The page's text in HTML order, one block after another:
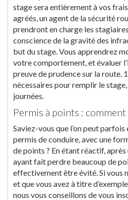
stage sera entièrement à vos
agréés, un agent de la sécurité
prendront en charge les
conscience de la gravité des
but du stage. Vous apprendrez
votre comportement, et évaluer
preuve de prudence sur la route.
nécessaires pour remplir le
journées.
Permis à points :
Saviez-vous que l’on peut
permis de conduire, avec une
de points ? En étant réactif,
ayant fait perdre beaucoup de
effectivement être évité. Si vous
et que vous avez à titre
nous vous conseillons de vous